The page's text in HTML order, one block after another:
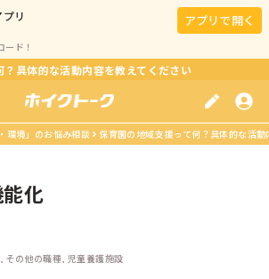
リ
ド！
アプリで開く
具体的な活動内容を教えてください
環境」のお悩み相談 保育園の地域支援って何？具体的な活
化
その他の職種, 児童養護施設